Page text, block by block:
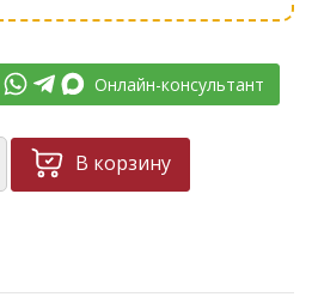
Онлайн-консультант
В корзину